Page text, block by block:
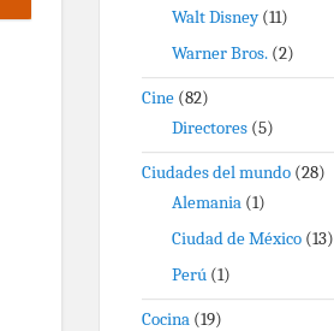
Walt Disney(11)
Warner Bros. (2)
Cine (82)
Directores (5)
Ciudades del mundo (28)
Alemania (1)
Ciudad de México (13)
Perú (1)
Cocina (19)